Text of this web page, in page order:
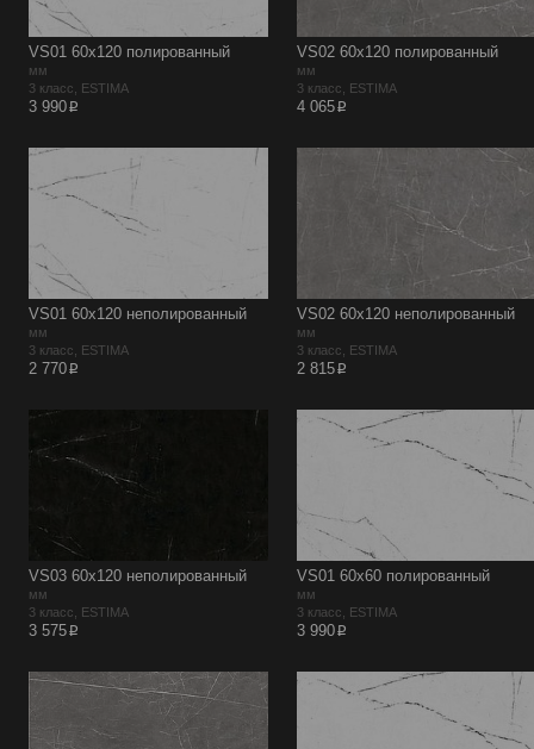
VS01 60х120 полированный
мм
3 класс, ESTIMA
3 990p
VS02 60х120 полированный
мм
3 класс, ESTIMA
4 065p
VS01 60х120 неполированный
мм
3 класс, ESTIMA
2 770p
VS02 60х120 неполированный
мм
3 класс, ESTIMA
2 815p
VS03 60х120 неполированный
мм
3 класс, ESTIMA
3 575p
VS01 60х60 полированный
мм
3 класс, ESTIMA
3 990p